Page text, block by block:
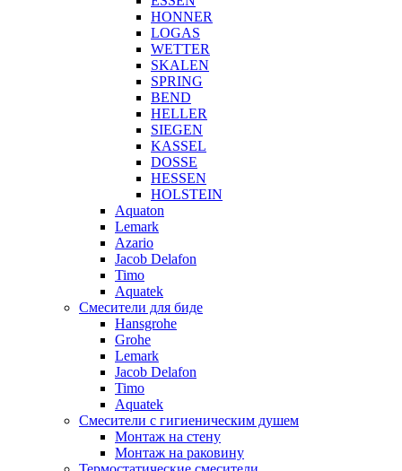
HONNER
LOGAS
WETTER
SKALEN
SPRING
BEND
HELLER
SIEGEN
KASSEL
DOSSE
HESSEN
HOLSTEIN
Aquaton
Lemark
Azario
Jacob Delafon
Timo
Aquatek
Смесители для биде
Hansgrohe
Grohe
Lemark
Jacob Delafon
Timo
Aquatek
Смесители с гигиеническим душем
Монтаж на стену
Монтаж на раковину